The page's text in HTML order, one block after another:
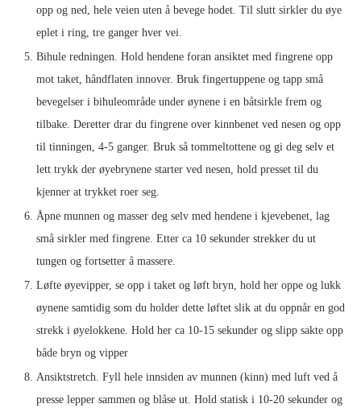
opp og ned, hele veien uten å bevege hodet. Til slutt sirkler du øye
eplet i ring, tre ganger hver vei.
Bihule redningen. Hold hendene foran ansiktet med fingrene opp
mot taket, håndflaten innover. Bruk fingertuppene og tapp små
bevegelser i bihuleområde under øynene i en båtsirkle frem og
tilbake. Deretter drar du fingrene over kinnbenet ved nesen og opp
til tinningen, 4-5 ganger. Bruk så tommeltottene og gi deg selv et
lett trykk der øyebrynene starter ved nesen, hold presset til du
kjenner at trykket roer seg.
Åpne munnen og masser deg selv med hendene i kjevebenet, lag
små sirkler med fingrene. Etter ca 10 sekunder strekker du ut
tungen og fortsetter å massere.
Løfte øyevipper, se opp i taket og løft bryn, hold her oppe og lukk
øynene samtidig som du holder dette løftet slik at du oppnår en god
strekk i øyelokkene. Hold her ca 10-15 sekunder og slipp sakte opp
både bryn og vipper
Ansiktstretch. Fyll hele innsiden av munnen (kinn) med luft ved å
presse lepper sammen og blåse ut. Hold statisk i 10-20 sekunder og